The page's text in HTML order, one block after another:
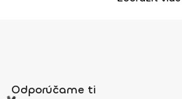
Odporúčame ti